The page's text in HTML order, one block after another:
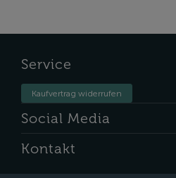
Service
Kaufvertrag widerrufen
Social Media
Kontakt